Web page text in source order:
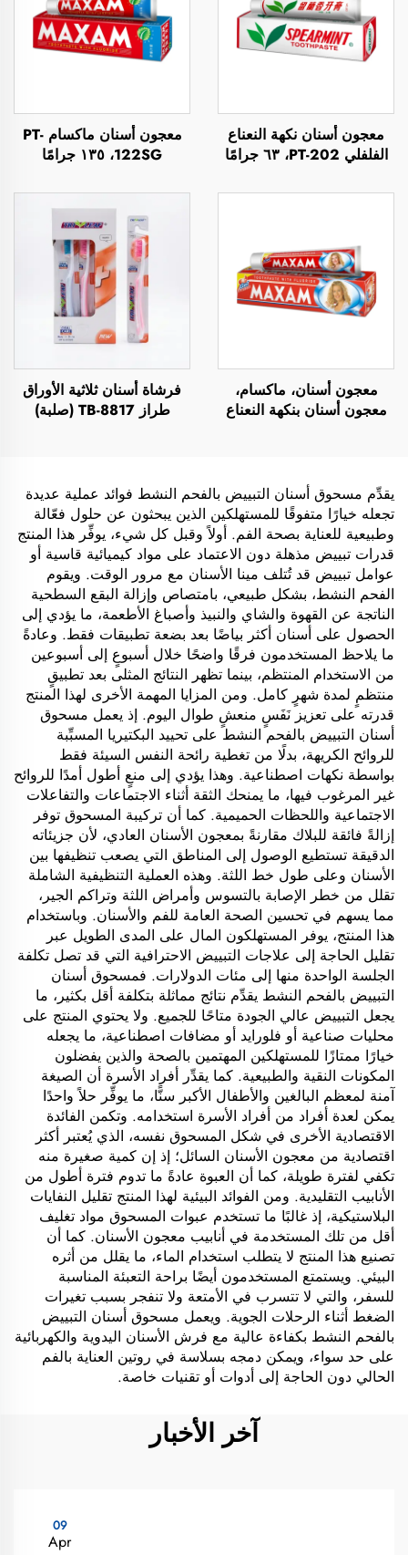
معجون أسنان نكهة النعناع
الفلفلي PT-202، ٦٣ جرامًا
معجون أسنان ماكسام PT-
122SG، ١٣٥ جرامًا
معجون أسنان، ماكسام،
معجون أسنان بنكهة النعناع
فرشاة أسنان ثلاثية الأوراق
طراز TB-8817 (صلبة)
يقدِّم مسحوق أسنان التبييض بالفحم النشط فوائد عملية عديدة
تجعله خيارًا متفوقًا للمستهلكين الذين يبحثون عن حلول فعّالة
وطبيعية للعناية بصحة الفم. أولاً وقبل كل شيء، يوفِّر هذا المنتج
قدرات تبييض مذهلة دون الاعتماد على مواد كيميائية قاسية أو
عوامل تبييض قد تُتلف مينا الأسنان مع مرور الوقت. ويقوم
الفحم النشط، بشكل طبيعي، بامتصاص وإزالة البقع السطحية
الناتجة عن القهوة والشاي والنبيذ وأصباغ الأطعمة، ما يؤدي إلى
الحصول على أسنان أكثر بياضًا بعد بضعة تطبيقات فقط. وعادةً
ما يلاحظ المستخدمون فرقًا واضحًا خلال أسبوعٍ إلى أسبوعين
من الاستخدام المنتظم، بينما تظهر النتائج المثلى بعد تطبيقٍ
منتظمٍ لمدة شهرٍ كامل. ومن المزايا المهمة الأخرى لهذا المنتج
قدرته على تعزيز نَفَسٍ منعشٍ طوال اليوم. إذ يعمل مسحوق
أسنان التبييض بالفحم النشط على تحييد البكتيريا المسبِّبة
للروائح الكريهة، بدلًا من تغطية رائحة النفس السيئة فقط
بواسطة نكهات اصطناعية. وهذا يؤدي إلى منعٍ أطول أمدًا للروائح
غير المرغوب فيها، ما يمنحك الثقة أثناء الاجتماعات والتفاعلات
الاجتماعية واللحظات الحميمية. كما أن تركيبة المسحوق توفر
إزالةً فائقة للبلاك مقارنةً بمعجون الأسنان العادي، لأن جزيئاته
الدقيقة تستطيع الوصول إلى المناطق التي يصعب تنظيفها بين
الأسنان وعلى طول خط اللثة. وهذه العملية التنظيفية الشاملة
تقلل من خطر الإصابة بالتسوس وأمراض اللثة وتراكم الجير،
مما يسهم في تحسين الصحة العامة للفم والأسنان. وباستخدام
هذا المنتج، يوفر المستهلكون المال على المدى الطويل عبر
تقليل الحاجة إلى علاجات التبييض الاحترافية التي قد تصل تكلفة
الجلسة الواحدة منها إلى مئات الدولارات. فمسحوق أسنان
التبييض بالفحم النشط يقدِّم نتائج مماثلة بتكلفة أقل بكثير، ما
يجعل التبييض عالي الجودة متاحًا للجميع. ولا يحتوي المنتج على
محليات صناعية أو فلورايد أو مضافات اصطناعية، ما يجعله
خيارًا ممتازًا للمستهلكين المهتمين بالصحة والذين يفضلون
المكونات النقية والطبيعية. كما يقدِّر أفراد الأسرة أن الصيغة
آمنة لمعظم البالغين والأطفال الأكبر سنًّا، ما يوفِّر حلاً واحدًا
يمكن لعدة أفراد من أفراد الأسرة استخدامه. وتكمن الفائدة
الاقتصادية الأخرى في شكل المسحوق نفسه، الذي يُعتبر أكثر
اقتصادية من معجون الأسنان السائل؛ إذ إن كمية صغيرة منه
تكفي لفترة طويلة، كما أن العبوة عادةً ما تدوم فترة أطول من
الأنابيب التقليدية. ومن الفوائد البيئية لهذا المنتج تقليل النفايات
البلاستيكية، إذ غالبًا ما تستخدم عبوات المسحوق مواد تغليف
أقل من تلك المستخدمة في أنابيب معجون الأسنان. كما أن
تصنيع هذا المنتج لا يتطلب استخدام الماء، ما يقلل من أثره
البيئي. ويستمتع المستخدمون أيضًا براحة التعبئة المناسبة
للسفر، والتي لا تتسرب في الأمتعة ولا تنفجر بسبب تغيرات
الضغط أثناء الرحلات الجوية. ويعمل مسحوق أسنان التبييض
بالفحم النشط بكفاءة عالية مع فرش الأسنان اليدوية والكهربائية
على حد سواء، ويمكن دمجه بسلاسة في روتين العناية بالفم
الحالي دون الحاجة إلى أدوات أو تقنيات خاصة.
آخر الأخبار
09
Apr